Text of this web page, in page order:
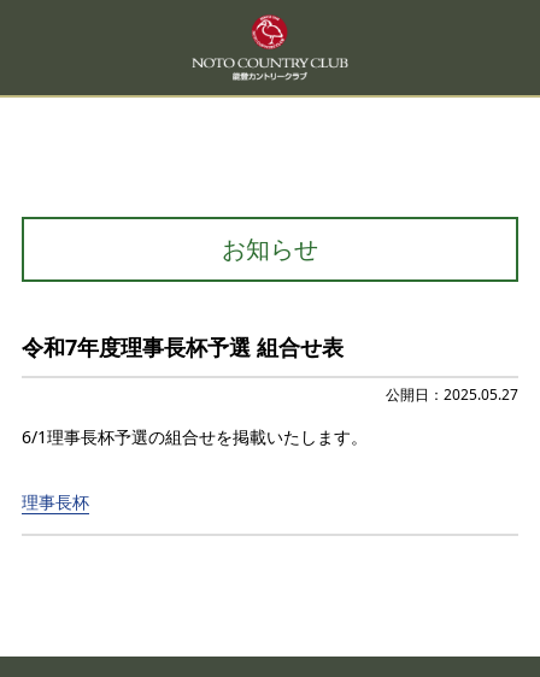
お知らせ
令和7年度理事長杯予選 組合せ表
公開日：2025.05.27
6/1理事長杯予選の組合せを掲載いたします。
理事長杯